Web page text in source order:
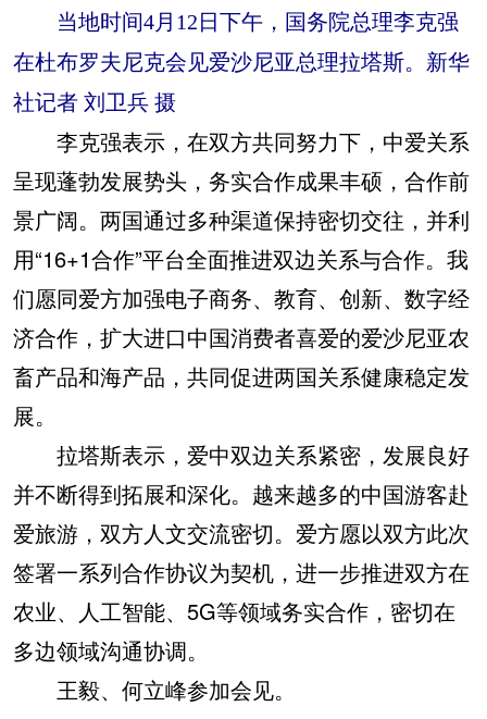
当地时间4月12日下午，国务院总理李克强
在杜布罗夫尼克会见爱沙尼亚总理拉塔斯。新华
社记者 刘卫兵 摄
李克强表示，在双方共同努力下，中爱关系
呈现蓬勃发展势头，务实合作成果丰硕，合作前
景广阔。两国通过多种渠道保持密切交往，并利
用“16+1合作”平台全面推进双边关系与合作。我
们愿同爱方加强电子商务、教育、创新、数字经
济合作，扩大进口中国消费者喜爱的爱沙尼亚农
畜产品和海产品，共同促进两国关系健康稳定发
展。
拉塔斯表示，爱中双边关系紧密，发展良好
并不断得到拓展和深化。越来越多的中国游客赴
爱旅游，双方人文交流密切。爱方愿以双方此次
签署一系列合作协议为契机，进一步推进双方在
农业、人工智能、5G等领域务实合作，密切在
多边领域沟通协调。
王毅、何立峰参加会见。